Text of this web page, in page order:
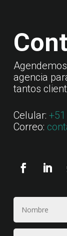
agencia
tantos
Celular:
Correo: